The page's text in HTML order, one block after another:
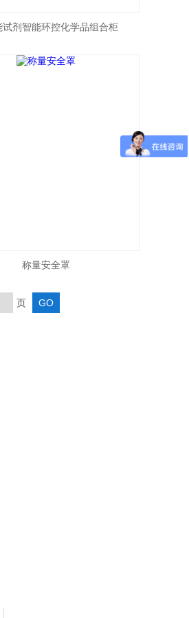
试剂智能环控化学品组合柜
称量安全罩
页